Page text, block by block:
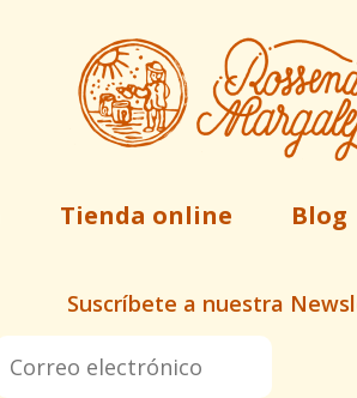
Tienda online Blog
Suscríbete a nuestra